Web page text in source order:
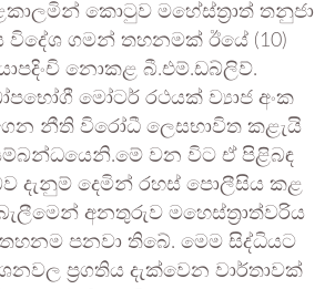
කොටුව මහේස්ත්‍රාත් තනුජා
විදේශ ගමන් තහනමක් ඊයේ (10)
නොකළ බී.එම්.ඩබ්ලිව්.
මෝටර් රථයක් ව්‍යාජ අංක
නීති විරෝධී ලෙසභාවිත කළැයි
වන විට ඒ පිළිබඳ
දැනුම් දෙමින් රහස් පොලීසිය කළ
අනතුරුව මහෙස්ත්‍රාත්වරිය
පනවා තිබේ. මෙම සිද්ධියට
ප්‍රගතිය දැක්වෙන වාර්තාවක්